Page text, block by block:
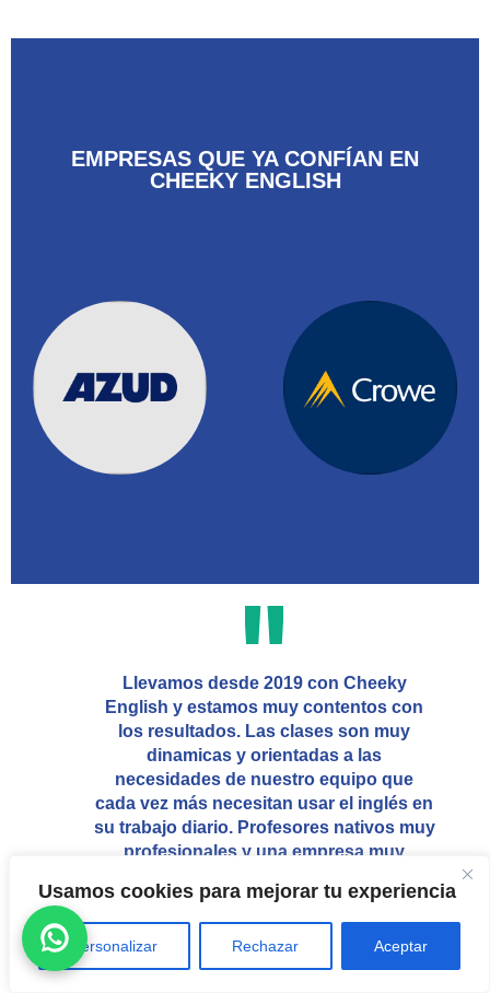
Usamos cookies para mejorar tu experiencia
Personalizar Rechazar Aceptar
EMPRESAS QUE YA CONFÍAN EN
CHEEKY ENGLISH
Llevamos desde 2019 con Cheeky
English y estamos muy contentos con
los resultados. Las clases son muy
dinamicas y orientadas a las
necesidades de nuestro equipo que
cada vez más necesitan usar el inglés en
su trabajo diario. Profesores nativos muy
profesionales y una empresa muy
Director, El Mosca Transportes